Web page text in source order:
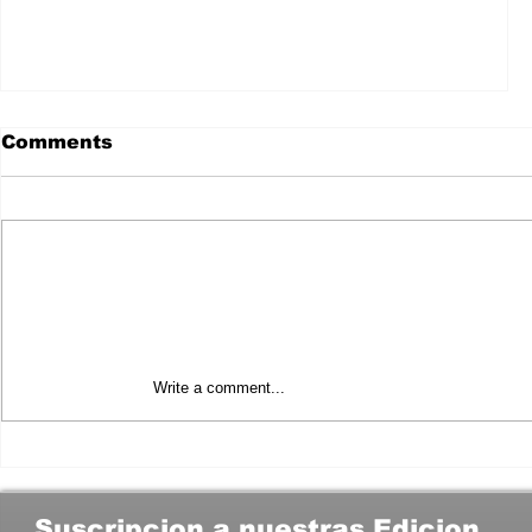
MIENTE MARA LEZAMA A LOS
“ANDRÉS QUINTANA ROO”
Comments
Write a comment...